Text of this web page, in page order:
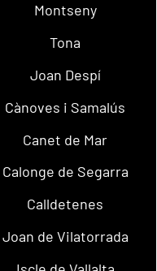
Montseny
Tona
Joan Despí
Cànoves i Samalús
Canet de Mar
Calonge de Segarra
Calldetenes
Joan de Vilatorrada